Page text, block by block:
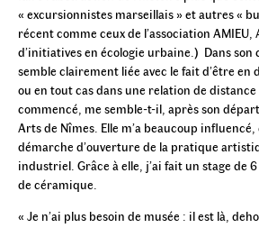
« excursionnistes marseillais » et autres «
récent comme ceux de l’association
d’initiatives en écologie urbaine.) Dans son
semble clairement liée avec le fait d’être en
ou en tout cas dans une relation de distance
commencé, me semble-t-il, après son départ
Arts de Nîmes. Elle m’a beaucoup
démarche d’ouverture de la pratique
industriel. Grâce à elle, j’ai fait un stage de
de céramique.
« Je n’ai plus besoin de musée : il est là,